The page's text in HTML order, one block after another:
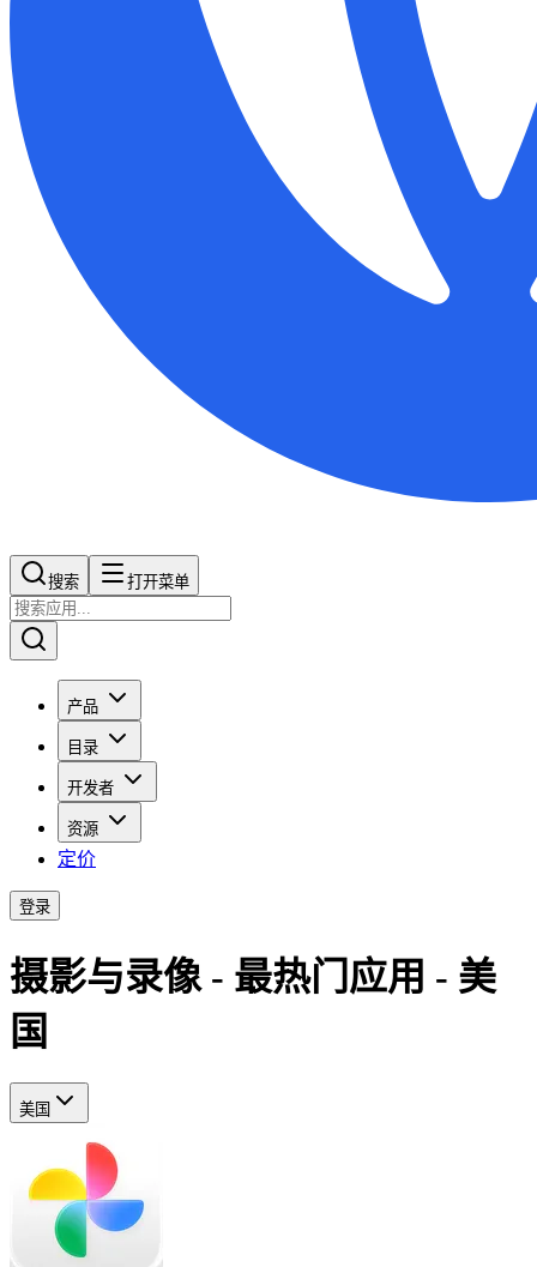
搜索​​​​ 打开菜单
产品
目录
开发者
资源
定价
登录
摄影与录像 - 最热门应用 - 美
国
美国